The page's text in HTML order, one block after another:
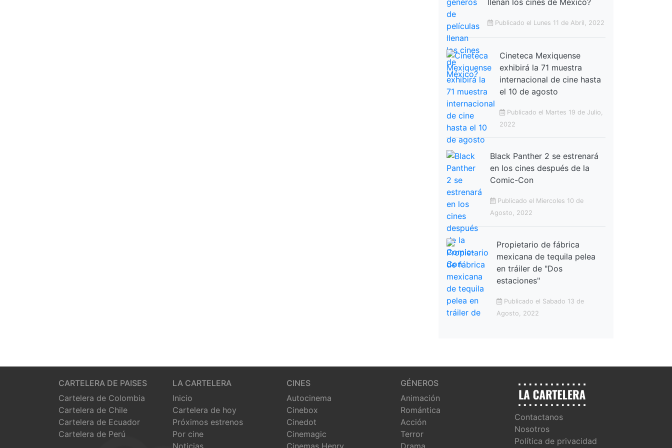
llenan los cines de México?
Publicado el Lunes 11 de Abril, 2022
Cineteca Mexiquense
exhibirá la 71 muestra
internacional de cine hasta
el 10 de agosto
Publicado el Martes 19 de Julio,
2022
Black Panther 2 se estrenará
en los cines después de la
Comic-Con
Publicado el Miercoles 10 de
Agosto, 2022
Propietario de fábrica
mexicana de tequila pelea
en tráiler de "Dos
estaciones"
Publicado el Sabado 13 de
Agosto, 2022
CARTELERA DE PAISES
Cartelera de Colombia
Cartelera de Chile
Cartelera de Ecuador
Cartelera de Perú
LA CARTELERA
Inicio
Cartelera de hoy
Próximos estrenos
Por cine
CINES
Autocinema
Cinebox
Cinedot
Cinemagic
GÉNEROS
Animación
Romántica
Acción
Terror
Contactanos
Nosotros
Política de privacidad